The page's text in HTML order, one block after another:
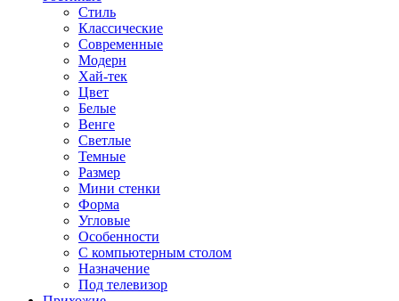
Стиль
Классические
Современные
Модерн
Хай-тек
Цвет
Белые
Венге
Светлые
Темные
Размер
Мини стенки
Форма
Угловые
Особенности
С компьютерным столом
Назначение
Под телевизор